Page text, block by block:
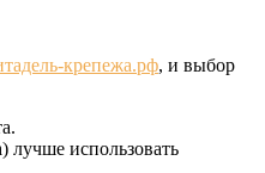
крепежа.рф, и выбор
лучше использовать